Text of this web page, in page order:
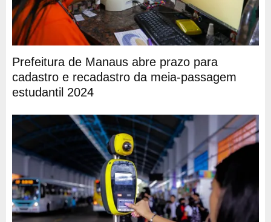
Prefeitura de Manaus abre prazo para
cadastro e recadastro da meia-passagem
estudantil 2024